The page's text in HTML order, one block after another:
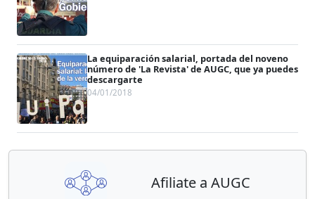
La equiparación salarial, portada del noveno
número de 'La Revista' de AUGC, que ya puedes
descargarte
04/01/2018
Afiliate a AUGC